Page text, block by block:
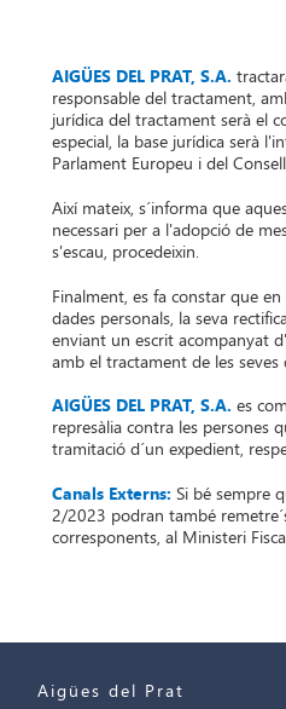
AIGÜES DEL PRAT, S.A.
responsable del tractament,
jurídica del tractament serà el
especial, la base jurídica serà
Parlament Europeu i del
Així mateix, s´informa que
necessari per a l'adopció de
s'escau, procedeixin.
Finalment, es fa constar que
dades personals, la seva
enviant un escrit acompanyat
amb el tractament de les
AIGÜES DEL PRAT, S.A. es
represàlia contra les persones
tramitació d´un expedient,
Canals Externs: Si bé sempre
2/2023 podran també
corresponents, al Ministeri
Aigües del Prat